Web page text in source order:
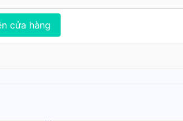
cửa hàng